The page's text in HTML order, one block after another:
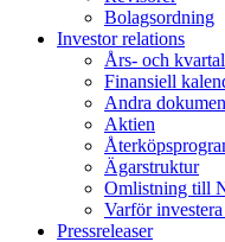
Bolagsordning
Investor relations
Års- och
Finansiell
Andra
Aktien
Ägarstruktur
Omlistning till
Varför
Pressreleaser